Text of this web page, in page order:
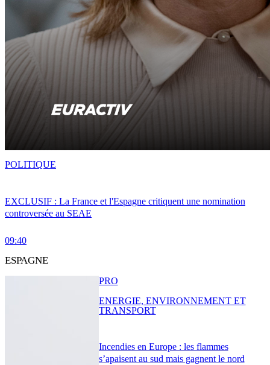
EXCLUSIF : La France et l'Espagne critiquent une nomination
controversée au SEAE
09:40
POLITIQUE
ESPAGNE
Incendies en Europe : les flammes
s’apaisent au sud mais gagnent le nord
PRO
ENERGIE, ENVIRONNEMENT ET
TRANSPORT